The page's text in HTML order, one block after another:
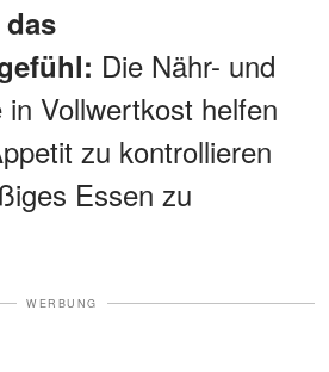
Die Nähr- und
Vollwertkost helfen
zu kontrollieren
Essen zu
WERBUNG